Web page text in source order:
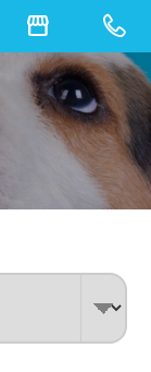
storefront